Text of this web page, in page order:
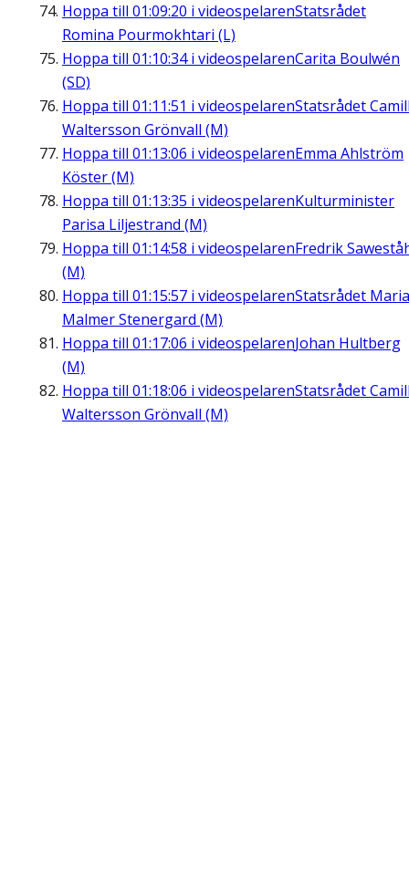
Hoppa till 01:09:20 i videospelarenStatsrådet
Romina Pourmokhtari (L)
Hoppa till 01:10:34i videospelarenCarita Boulwén
(SD)
Hoppa till 01:11:51 i videospelarenStatsrådet
Waltersson Grönvall (M)
Hoppa till 01:13:06 i videospelarenEmma Ahlström
Köster (M)
Hoppa till 01:13:35 i videospelarenKulturminister
Parisa Liljestrand (M)
Hoppa till 01:14:58 i videospelarenFredrik
(M)
Hoppa till 01:15:57 i videospelarenStatsrådet Maria
Malmer Stenergard (M)
Hoppa till 01:17:06 i videospelarenJohan Hultberg
(M)
Hoppa till 01:18:06 i videospelarenStatsrådet
Waltersson Grönvall (M)